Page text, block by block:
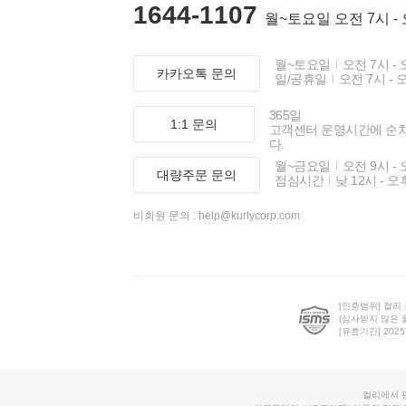
1644-1107 월~토요일 오전 7시 -
카카오톡 문의
월~토요일
오전 7시 -
일/공휴일
오전 7시 -
1:1 문의
365일
고객센터 운영시간에 순
다.
대량주문 문의
월~금요일
오전 9시 -
점심시간
낮 12시 - 오
비회원 문의 : help@kurlycorp.com
[인증범위] 컬리
(심사받지 않은
[유효기간]
컬리에서